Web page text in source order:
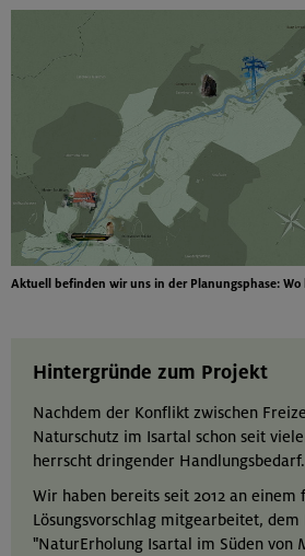
Aktuell befinden wir uns in der Planungsphase:
Hintergründe zum Projekt
Nachdem der Konflikt zwischen
Naturschutz im Isartal schon seit
herrscht dringender Handlungsbedarf.
Wir haben bereits seit 2012 an einem
Lösungsvorschlag mitgearbeitet, dem
"NaturErholung Isartal im Süden von